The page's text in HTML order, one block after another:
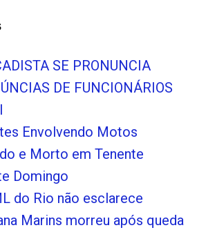
SE PRONUNCIA
DE FUNCIONÁRIOS
Envolvendo Motos
e Morto em Tenente
Domingo
do Rio não esclarece
Marins morreu após queda